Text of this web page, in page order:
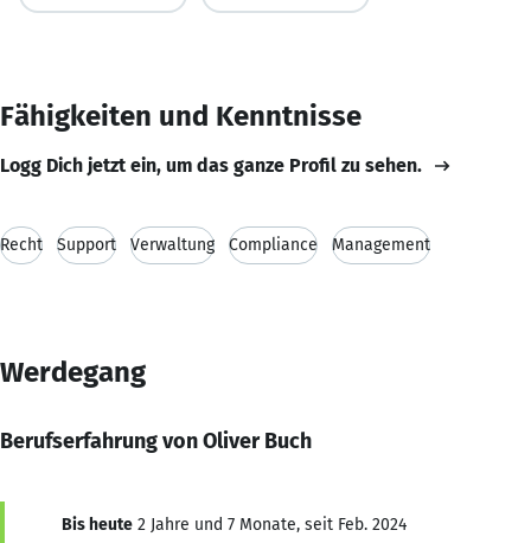
Fähigkeiten und Kenntnisse
Logg Dich jetzt ein, um das ganze Profil zu sehen.
Recht Support Verwaltung Compliance Management
Werdegang
Berufserfahrung von Oliver Buch
Bis heute 2 Jahre und 7 Monate, seit Feb. 2024